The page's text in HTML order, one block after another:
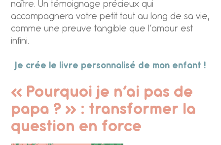
naître. Un témoignage précieux qui
accompagnera votre petit tout au long de sa vie,
comme une preuve tangible que l’amour est
infini.
Je crée le livre personnalisé de mon enfant !
« Pourquoi je n’ai pas de
papa ? » : transformer la
question en force